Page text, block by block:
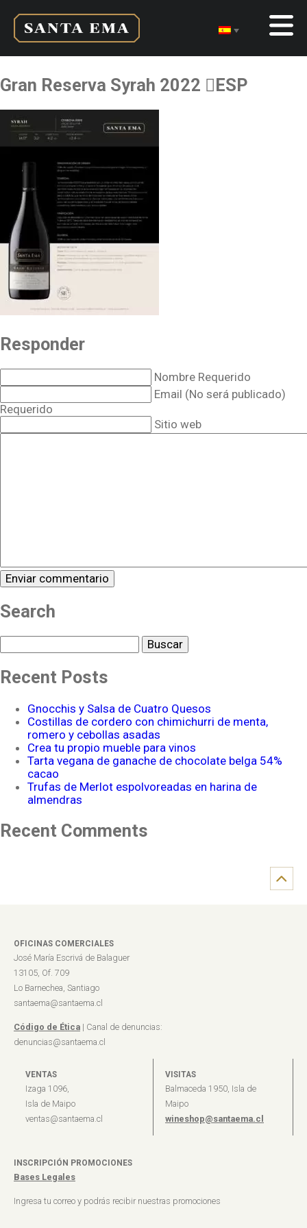
Gran Reserva Syrah 2022 ESP
Responder
Nombre Requerido
Email (No será publicado)
Requerido
Sitio web
Search
Recent Posts
Gnocchis y Salsa de Cuatro Quesos
Costillas de cordero con chimichurri de menta,
romero y cebollas asadas
Crea tu propio mueble para vinos
Tarta vegana de ganache de chocolate belga 54%
cacao
Trufas de Merlot espolvoreadas en harina de
almendras
Recent Comments
OFICINAS COMERCIALES
José María Escrivá de Balaguer
13105, Of. 709
Lo Barnechea, Santiago
santaema@santaema.cl
Código de Ética | Canal de denuncias:
denuncias@santaema.cl
VENTAS
Izaga 1096,
Isla de Maipo
ventas@santaema.cl
VISITAS
Balmaceda 1950, Isla de
Maipo
wineshop@santaema.cl
INSCRIPCIÓN PROMOCIONES
Bases Legales
Ingresa tu correo y podrás recibir nuestras promociones